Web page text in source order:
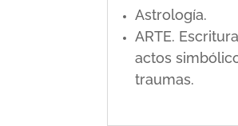
Astrología.
ARTE.
actos
traumas.